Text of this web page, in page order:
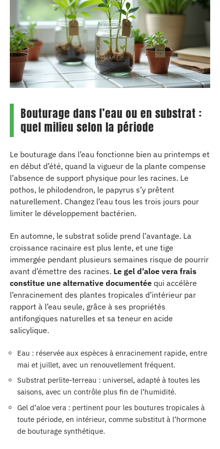
Bouturage dans l’eau ou en substrat :
quel milieu selon la période
Le bouturage dans l’eau fonctionne bien au printemps et
en début d’été, quand la vigueur de la plante compense
l’absence de support physique pour les racines. Le
pothos, le philodendron, le papyrus s’y prêtent
naturellement. Changez l’eau tous les trois jours pour
limiter le développement bactérien.
En automne, le substrat solide prend l’avantage. La
croissance racinaire est plus lente, et une tige
immergée pendant plusieurs semaines risque de pourrir
avant d’émettre des racines. Le gel d’aloe vera frais
constitue une alternative documentée qui accélère
l’enracinement des plantes tropicales d’intérieur par
rapport à l’eau seule, grâce à ses propriétés
antifongiques naturelles et sa teneur en acide
salicylique.
Eau : réservée aux espèces à enracinement rapide, entre
mai et juillet, avec un renouvellement fréquent.
Substrat perlite-terreau : universel, adapté à toutes les
saisons, avec un contrôle plus fin de l’humidité.
Gel d’aloe vera : pertinent pour les boutures tropicales à
toute période, en intérieur, comme substitut à l’hormone
de bouturage synthétique.